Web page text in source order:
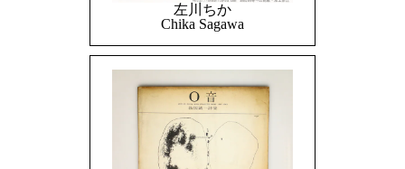
左川ちか
Chika Sagawa